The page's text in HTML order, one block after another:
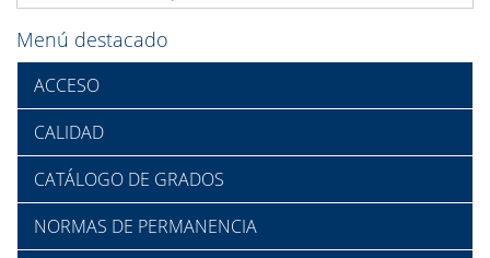
Menú destacado
ACCESO
CALIDAD
CATÁLOGO DE GRADOS
NORMAS DE PERMANENCIA